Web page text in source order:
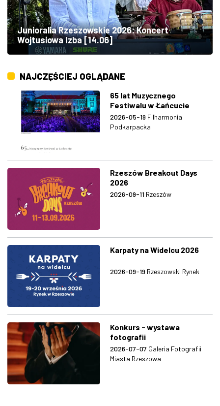
Junioralia Rzeszowskie 2026: Koncert
Wojtusiowa Izba [14.06]
NAJCZĘŚCIEJ OGLĄDANE
65 lat Muzycznego
Festiwalu w Łańcucie
2026-05-19 Filharmonia
Podkarpacka
Rzeszów Breakout Days
2026
2026-09-11 Rzeszów
Karpaty na Widelcu 2026
2026-09-19 Rzeszowski Rynek
Konkurs - wystawa
fotografii
2026-07-07 Galeria Fotografii
Miasta Rzeszowa